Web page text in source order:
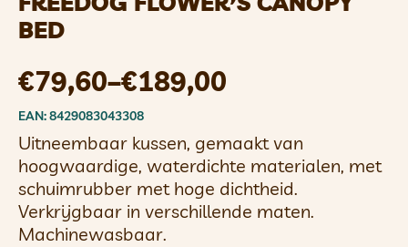
BED
€79,60–€189,00
EAN: 8429083043308
Uitneembaar kussen, gemaakt van
hoogwaardige, waterdichte materialen, met
schuimrubber met hoge dichtheid.
Verkrijgbaar in verschillende maten.
Machinewasbaar.